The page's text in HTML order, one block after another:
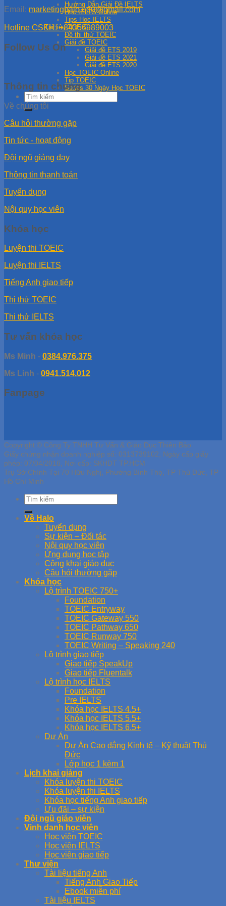
Hướng Dẫn Giải Đề IELTS
Học IELTS Online
Tips Học IELTS
Tài liệu TOEIC
Đề thi thử TOEIC
Giải đề TOEIC
Giải đề ETS 2019
Giải đề ETS 2021
Giải đề ETS 2020
Học TOEIC Online
Tip TOEIC
Series 30 Ngày Học TOEIC
Email: marketinghalo.edu@gmail.com
Hotline CSKH: +84356989003
Follow Us On
Thông tin chung
Về chúng tôi
Câu hỏi thường gặp
Tin tức - hoạt động
Đội ngũ giảng dạy
Thông tin thanh toán
Tuyển dụng
Nội quy học viên
Khóa học
Luyện thi TOEIC
Luyện thi IELTS
Tiếng Anh giao tiếp
Thi thử TOEIC
Thi thử IELTS
Tư vấn khóa học
Ms Minh - 0384.976.375
Ms Linh - 0941.514.012
Fanpage
Copyright © Công Ty TNHH Tư Vấn & Giáo Dục Thiên Bảo
Giấy chứng nhận doanh nghiệp số: 0313739102, Ngày cấp giấy
phép: 07/04/2016, Nơi cấp: SKHDT TP.HCM
Trụ Sở Chính Tại 70 Hữu Nghị, Phường Bình Thọ, TP Thủ Đức, TP
Hồ Chí Minh
Về Halo
Tuyển dụng
Sự kiện – Đối tác
Nội quy học viên
Ứng dụng học tập
Công khai giáo dục
Câu hỏi thường gặp
Khóa học
Lộ trình TOEIC 750+
Foundation
TOEIC Entryway
TOEIC Gateway 550
TOEIC Pathway 650
TOEIC Runway 750
TOEIC Writing – Speaking 240
Lộ trình giao tiếp
Giao tiếp SpeakUp
Giao tiếp Fluentalk
Lộ trình học IELTS
Foundation
Pre IELTS
Khóa học IELTS 4.5+
Khóa học IELTS 5.5+
Khóa học IELTS 6.5+
Dự Án
Dự Án Cao đẳng Kinh tế – Kỹ thuật Thủ
Đức
Lớp học 1 kèm 1
Lịch khai giảng
Khóa luyện thi TOEIC
Khóa luyện thi IELTS
Khóa học tiếng Anh giao tiếp
Ưu đãi – sự kiện
Đội ngũ giáo viên
Vinh danh học viên
Học viên TOEIC
Học viên IELTS
Học viên giao tiếp
Thư viện
Tài liệu tiếng Anh
Tiếng Anh Giao Tiếp
Ebook miễn phí
Tài liệu IELTS